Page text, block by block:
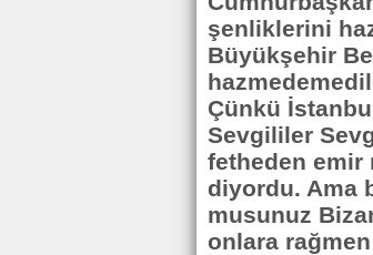
şenliklerini
Büyükşehir
Çünkü
Sevgililer
fetheden emir
diyordu. Ama
musunuz
onlara